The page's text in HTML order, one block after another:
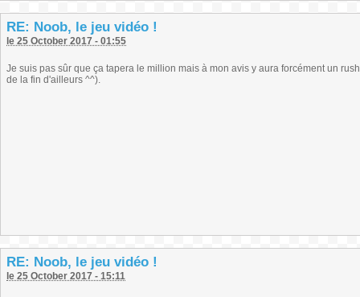
RE: Noob, le jeu vidéo !
le 25 October 2017 - 01:55
Je suis pas sûr que ça tapera le million mais à mon avis y aura forcément un
de la fin d'ailleurs ^^).
RE: Noob, le jeu vidéo !
le 25 October 2017 - 15:11